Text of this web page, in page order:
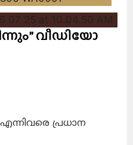
വീഡിയോ
പ്രധാന